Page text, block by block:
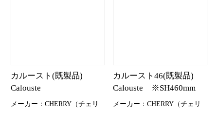
カルースト(既製品)
Calouste
メーカー：CHERRY（チェリ
カルースト46(既製品)
Calouste ※SH460mm
メーカー：CHERRY（チェリ